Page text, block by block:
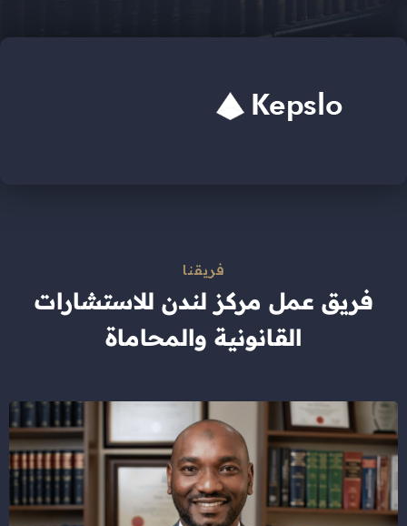
فريقنا
فريق عمل مركز لندن للاستشارات
القانونية والمحاماة